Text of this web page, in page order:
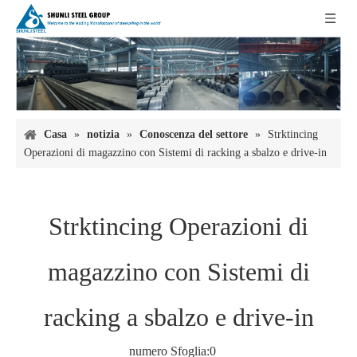
Casa » notizia » Conoscenza del settore »
Strktincing
Operazioni di magazzino con Sistemi di racking a sbalzo e drive-in
Strktincing Operazioni di
magazzino con Sistemi di
racking a sbalzo e drive-in
numero Sfoglia:0